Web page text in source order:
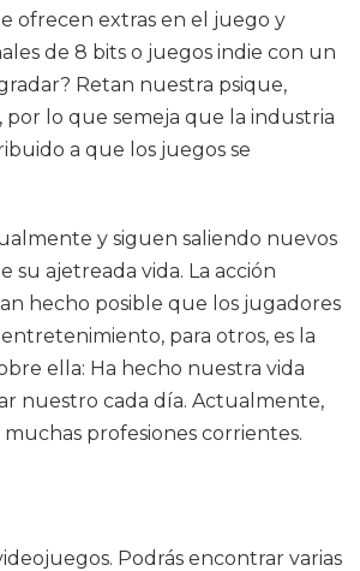
ofrecen extras en el juego y
de 8 bits o juegos indie con un
Retan nuestra psique,
por lo que semeja que la industria
a que los juegos se
y siguen saliendo nuevos
ajetreada vida. La acción
hecho posible que los jugadores
para otros, es la
ella: Ha hecho nuestra vida
nuestro cada día. Actualmente,
profesiones corrientes.
Podrás encontrar varias